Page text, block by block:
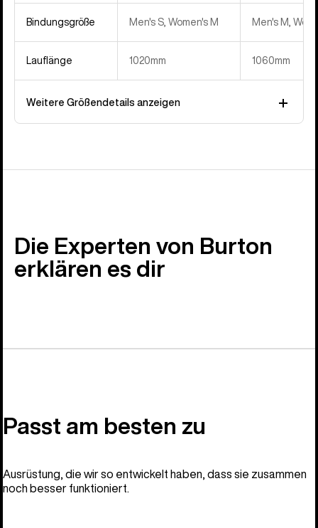
Bindungsgröße Men's S, Women's M Men's M,
Lauflänge 1020mm 1060mm
Weitere Größendetails anzeigen
Die Experten von Burton
erklären es dir
Passt am besten zu
Ausrüstung, die wir so entwickelt haben, dass sie zusammen
noch besser funktioniert.